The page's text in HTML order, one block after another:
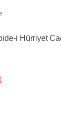
i Hürriyet